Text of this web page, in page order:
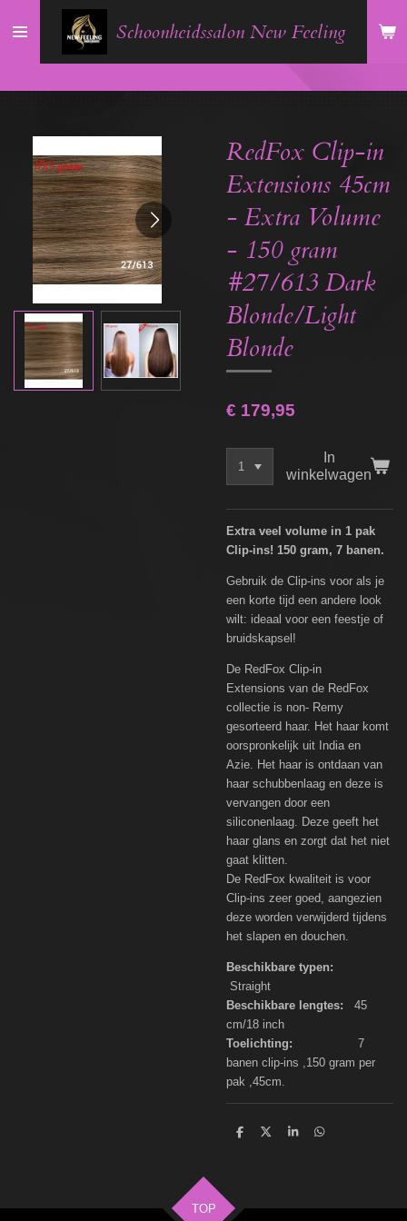
direct
hoofdinhoud
Schoonheidssalon New Feeling
RedFox Clip-in
Extensions 45cm
- Extra Volume
- 150 gram
#27/613 Dark
Blonde/Light
Blonde
€ 179,95
In
winkelwagen
Extra veel volume in 1 pak
Clip-ins! 150 gram, 7 banen.
Gebruik de Clip-ins voor als je
een korte tijd een andere look
wilt: ideaal voor een feestje of
bruidskapsel!
De RedFox Clip-in
Extensions van de RedFox
collectie is non- Remy
gesorteerd haar. Het haar komt
oorspronkelijk uit India en
Azie. Het haar is ontdaan van
haar schubbenlaag en deze is
vervangen door een
siliconenlaag. Deze geeft het
haar glans en zorgt dat het niet
gaat klitten.
De RedFox kwaliteit is voor
Clip-ins zeer goed, aangezien
deze worden verwijderd tijdens
het slapen en douchen.
Beschikbare typen:
Straight
Beschikbare lengtes: 45
cm/18 inch
Toelichting:
7
banen clip-ins ,150 gram per
pak ,45cm.
D
D
S
D
TOP